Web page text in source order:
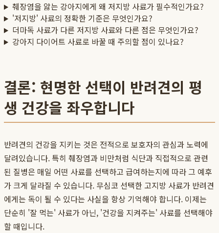
췌장염을 앓는 강아지에게 왜 저지방 사료가 필수적인가요?
'저지방' 사료의 정확한 기준은 무엇인가요?
더마독 사료가 다른 저지방 사료와 다른 점은 무엇인가요?
강아지 다이어트 사료로 바꿀 때 주의할 점이 있나요?
결론: 현명한 선택이 반려견의 평
생 건강을 좌우합니다
반려견의 건강을 지키는 것은 전적으로 보호자의 관심과 노력에
달려있습니다. 특히 췌장염과 비만처럼 식단과 직접적으로 관련
된 질병은 매일 어떤 사료를 선택하고 급여하는지에 따라 그 예후
가 크게 달라질 수 있습니다. 무심코 선택한 고지방 사료가 반려견
에게는 독이 될 수 있다는 사실을 항상 기억해야 합니다. 이제는
단순히 '잘 먹는' 사료가 아닌, '건강을 지켜주는' 사료를 선택해야
할 때입니다.